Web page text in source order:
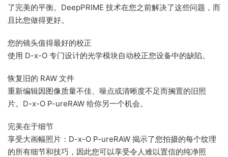
了完美的平衡。DeepPRIME 技术在您之前解决了这些问题，而
且比您做得更好。
您的镜头值得最好的校正
使用 D-x-O 专门设计的光学模块自动校正您设备中的缺陷。
恢复旧的 RAW 文件
重新编辑因图像质量不佳、噪点或清晰度不足而搁置的旧照
片。D-x-O P-ureRAW 给你另一个机会。
完美在于细节
享受大画幅照片：D-x-O P-ureRAW 揭示了您拍摄的每个纹理
的所有细节和技巧，因此您可以享受令人难以置信的纯净照